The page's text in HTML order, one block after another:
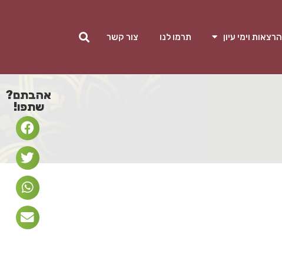
הרצאות וימי עיון תרמו לנו צור קשר
אהבתם?
שתפו!